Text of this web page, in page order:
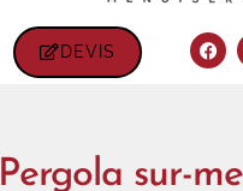
DEVIS
Pergola sur-